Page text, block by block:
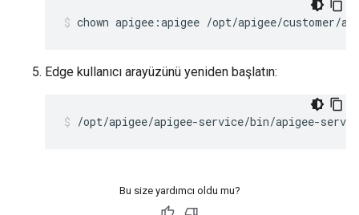
chown apigee:apigee /opt/apigee/customer/
Edge kullanıcı arayüzünü yeniden başlatın:
/opt/apigee/apigee-service/bin/apigee-
Bu size yardımcı oldu mu?